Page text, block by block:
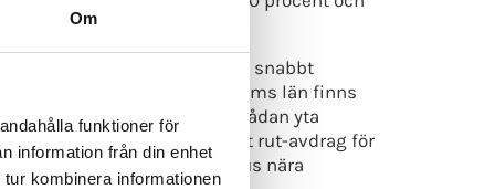
Om
funktioner för
information från din enhet
kombinera informationen
noder. Ofta blir dessa snabbt
till resmålet. I Stockholms län finns
med kommunerna. En sådan yta
stora flerbostadshus. Ett rut-avdrag för
mark motsvarande 24 hus nära